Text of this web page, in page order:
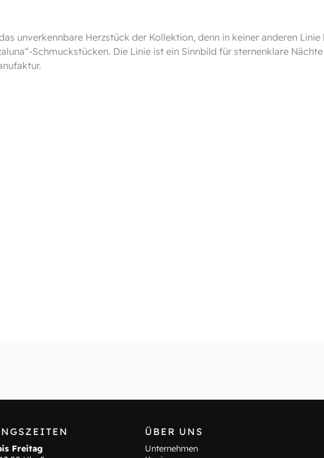
das unverkennbare Herzstück der Kollektion, denn in keiner anderen
Schmuckstücken. Die Linie ist ein Sinnbild für sternenklare
Freitag
ÜBER UNS
Unternehmen